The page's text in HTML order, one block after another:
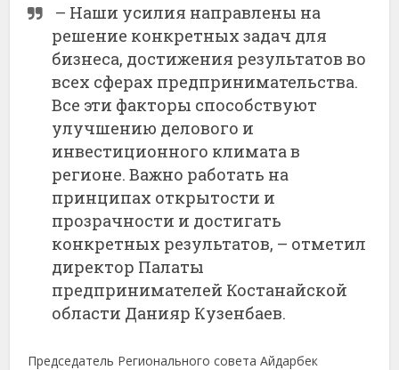
– Наши усилия направлены на
решение конкретных задач для
бизнеса, достижения результатов во
всех сферах предпринимательства.
Все эти факторы способствуют
улучшению делового и
инвестиционного климата в
регионе. Важно работать на
принципах открытости и
прозрачности и достигать
конкретных результатов, – отметил
директор Палаты
предпринимателей Костанайской
области Данияр Кузенбаев.
Председатель Регионального совета Айдарбек